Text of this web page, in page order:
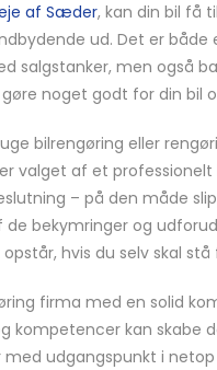
af Sæder, kan din bil få
ud. Det er både
salgstanker, men også
noget godt for din bil
bilrengøring eller
valget af et
– på den måde
de bekymringer og
hvis du selv skal
firma med en solid
kompetencer kan skabe
udgangspunkt i